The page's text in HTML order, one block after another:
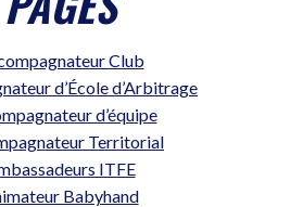
Club
d’École d’Arbitrage
d’équipe
Territorial
ITFE
Babyhand